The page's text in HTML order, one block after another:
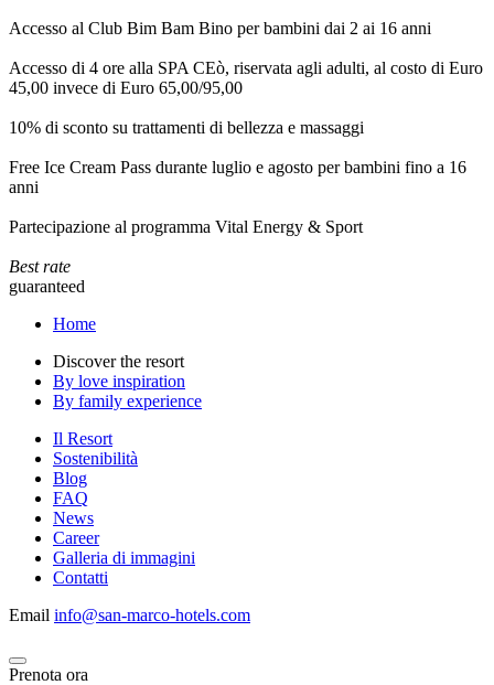
Accesso al Club Bim Bam Bino per bambini dai 2 ai 16 anni
Accesso di 4 ore alla SPA CEò, riservata agli adulti, al costo di Euro
45,00 invece di Euro 65,00/95,00
10% di sconto su trattamenti di bellezza e massaggi
Free Ice Cream Pass durante luglio e agosto per bambini fino a 16
anni
Partecipazione al programma Vital Energy & Sport
Best rate
guaranteed
Home
Discover the resort
By love inspiration
By family experience
Il Resort
Sostenibilità
Blog
FAQ
News
Career
Galleria di immagini
Contatti
Email info@san-marco-hotels.com
Prenota ora